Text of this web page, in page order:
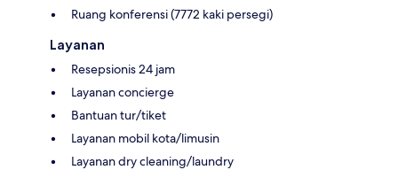
Ruang konferensi (7772 kaki persegi)
Layanan
Resepsionis 24 jam
Layanan concierge
Bantuan tur/tiket
Layanan mobil kota/limusin
Layanan dry cleaning/laundry